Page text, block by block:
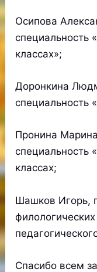
Осипова
специальность
классах»;
Доронкина
специальность
Пронина
специальность
классах;
Шашков Игорь,
Спасибо всем